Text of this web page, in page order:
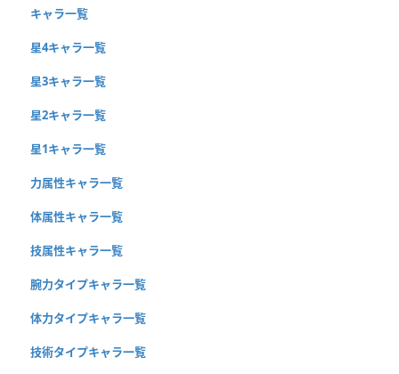
キャラ一覧
星4キャラ一覧
星3キャラ一覧
星2キャラ一覧
星1キャラ一覧
力属性キャラ一覧
体属性キャラ一覧
技属性キャラ一覧
腕力タイプキャラ一覧
体力タイプキャラ一覧
技術タイプキャラ一覧